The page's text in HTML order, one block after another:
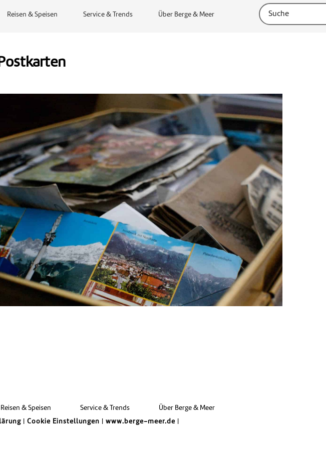
Reisen & Speisen Service & Trends Über Berge & Meer
Reisen & Speisen Service & Trends Über Berge & Meer
Cookie Einstellungen www.berge-meer.de